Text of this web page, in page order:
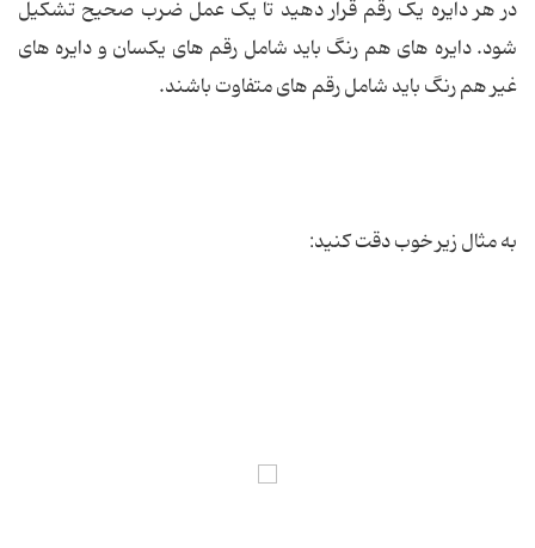
در هر دایره یک رقم قرار دهید تا یک عمل ضرب صحیح تشکیل
شود. دایره های هم رنگ باید شامل رقم های یکسان و دایره های
غیر هم رنگ باید شامل رقم های متفاوت باشند.
به مثال زیر خوب دقت کنید: